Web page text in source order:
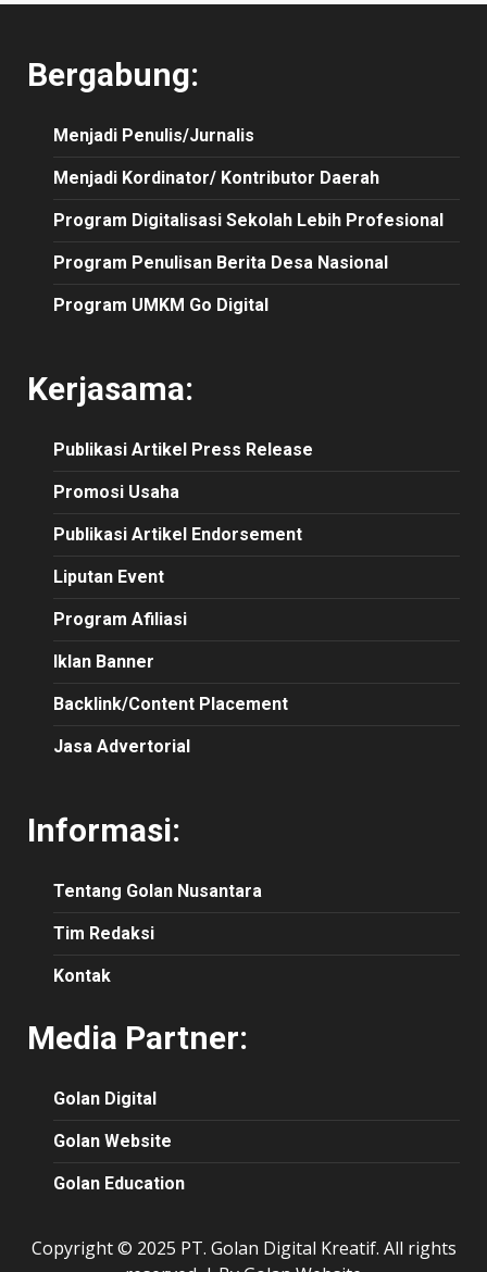
Bergabung:
Menjadi Penulis/Jurnalis
Menjadi Kordinator/ Kontributor Daerah
Program Digitalisasi Sekolah Lebih Profesional
Program Penulisan Berita Desa Nasional
Program UMKM Go Digital
Kerjasama:
Publikasi Artikel Press Release
Promosi Usaha
Publikasi Artikel Endorsement
Liputan Event
Program Afiliasi
Iklan Banner
Backlink/Content Placement
Jasa Advertorial
Informasi:
Tentang Golan Nusantara
Tim Redaksi
Kontak
Media Partner:
Golan Digital
Golan Website
Golan Education
Copyright © 2025 PT. Golan Digital Kreatif. All rights